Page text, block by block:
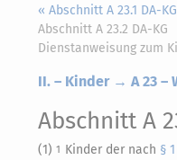
« Abschnitt A 23.1 DA-KG
Abschnitt A 23.2 DA-KG
Dienstanweisung zum
II. – Kinder → A 23 –
Abschnitt A
(1) 1 Kinder der nach §